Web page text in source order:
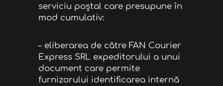
serviciu poştal care presupune în
mod cumulativ:
– eliberarea de către FAN Courier
Express SRL expeditorului a unui
document care permite
furnizorului identificarea internă